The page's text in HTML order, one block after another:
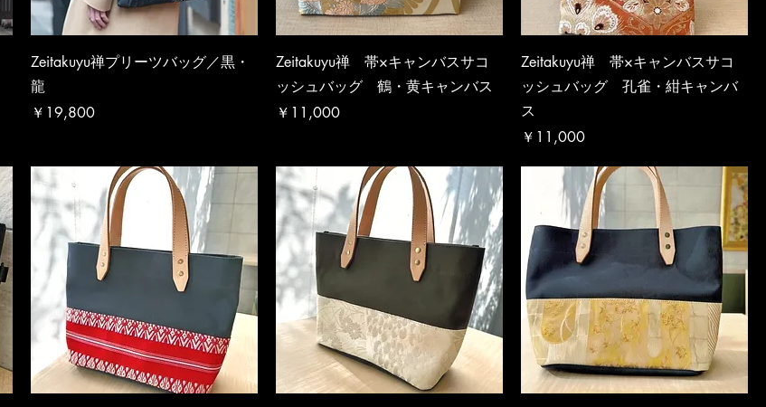
Zeitakuyu禅プリーツバッグ／黒・
龍
価格
￥19,800
Zeitakuyu禅 帯×キャンバスサコ
ッシュバッグ 鶴・黄キャンバス
価格
￥11,000
Zeitakuyu禅 帯×キャンバスサコ
ッシュバッグ 孔雀・紺キャンバ
ス
価格
￥11,000